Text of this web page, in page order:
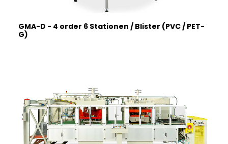
GMA-D - 4 order 6 Stationen / Blister (PVC / PET-
G)